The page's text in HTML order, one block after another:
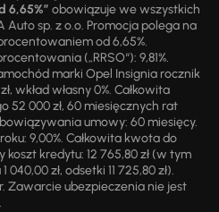
6,65%” obowiązuje we wszystkich
sp. z o.o. Promocja polega na
od 6,65%.
(„RRSO“): 9,81%.
marki Opel Insignia rocznik
wkład własny 0%. Całkowita
52 000 zł, 60 miesięcznych rat
umowy: 60 miesięcy.
9,00%. Całkowita kwota do
koszt kredytu: 12 765,80 zł (w tym
zł, odsetki 11 725,80 zł).
Zawarcie ubezpieczenia nie jest